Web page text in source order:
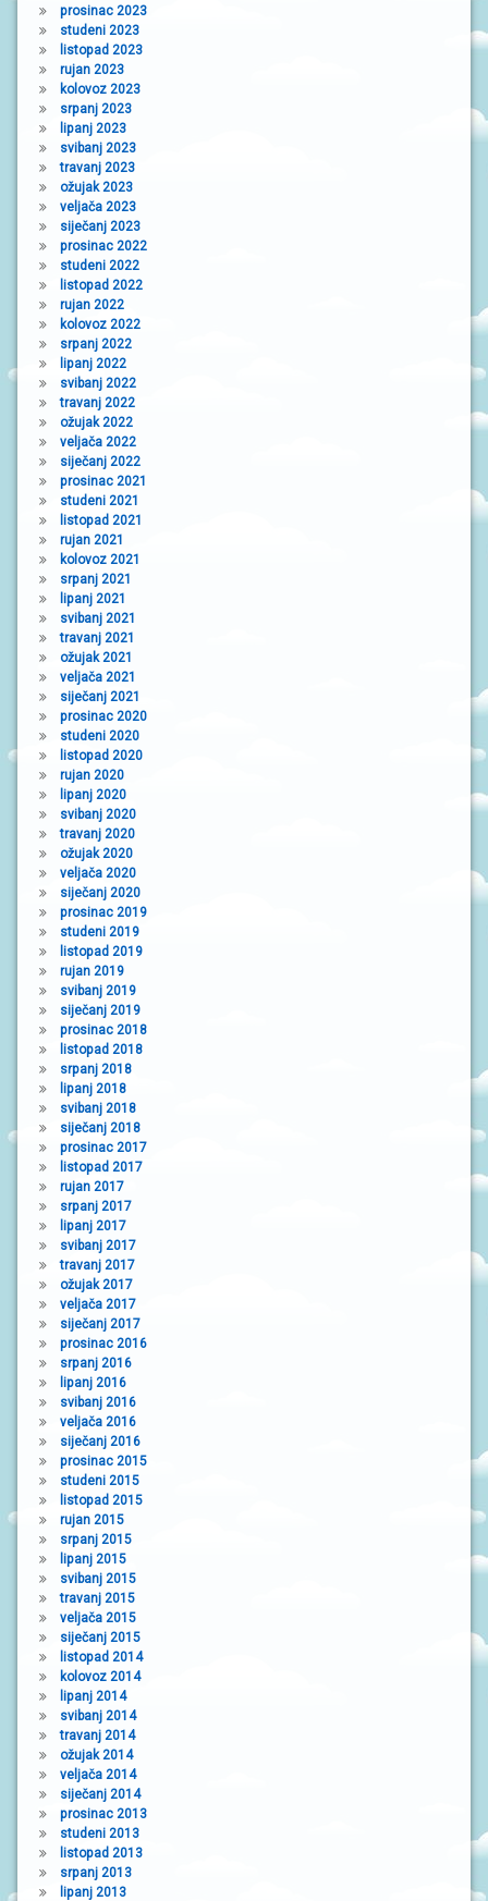
prosinac 2023
studeni 2023
listopad 2023
rujan 2023
kolovoz 2023
srpanj 2023
lipanj 2023
svibanj 2023
travanj 2023
ožujak 2023
veljača 2023
siječanj 2023
prosinac 2022
studeni 2022
listopad 2022
rujan 2022
kolovoz 2022
srpanj 2022
lipanj 2022
svibanj 2022
travanj 2022
ožujak 2022
veljača 2022
siječanj 2022
prosinac 2021
studeni 2021
listopad 2021
rujan 2021
kolovoz 2021
srpanj 2021
lipanj 2021
svibanj 2021
travanj 2021
ožujak 2021
veljača 2021
siječanj 2021
prosinac 2020
studeni 2020
listopad 2020
rujan 2020
lipanj 2020
svibanj 2020
travanj 2020
ožujak 2020
veljača 2020
siječanj 2020
prosinac 2019
studeni 2019
listopad 2019
rujan 2019
svibanj 2019
siječanj 2019
prosinac 2018
listopad 2018
srpanj 2018
lipanj 2018
svibanj 2018
siječanj 2018
prosinac 2017
listopad 2017
rujan 2017
srpanj 2017
lipanj 2017
svibanj 2017
travanj 2017
ožujak 2017
veljača 2017
siječanj 2017
prosinac 2016
srpanj 2016
lipanj 2016
svibanj 2016
veljača 2016
siječanj 2016
prosinac 2015
studeni 2015
listopad 2015
rujan 2015
srpanj 2015
lipanj 2015
svibanj 2015
travanj 2015
veljača 2015
siječanj 2015
listopad 2014
kolovoz 2014
lipanj 2014
svibanj 2014
travanj 2014
ožujak 2014
veljača 2014
siječanj 2014
prosinac 2013
studeni 2013
listopad 2013
srpanj 2013
lipanj 2013